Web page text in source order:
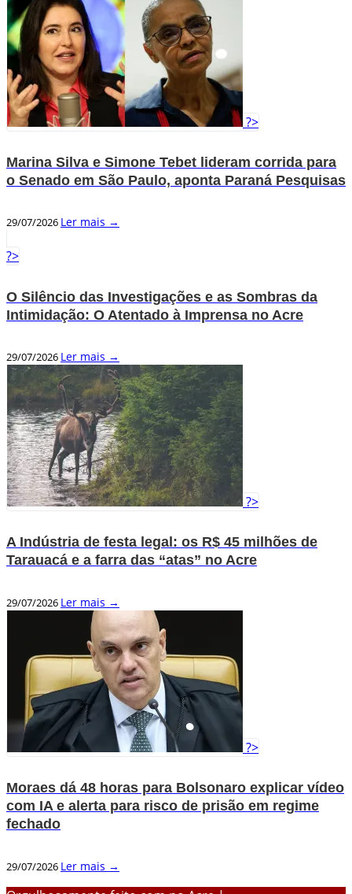
?>
Marina Silva e Simone Tebet lideram corrida para
o Senado em São Paulo, aponta Paraná Pesquisas
29/07/2026 Ler mais →
?>
O Silêncio das Investigações e as Sombras da
Intimidação: O Atentado à Imprensa no Acre
29/07/2026 Ler mais →
?>
A Indústria de festa legal: os R$ 45 milhões de
Tarauacá e a farra das “atas” no Acre
29/07/2026 Ler mais →
?>
Moraes dá 48 horas para Bolsonaro explicar vídeo
com IA e alerta para risco de prisão em regime
fechado
29/07/2026 Ler mais →